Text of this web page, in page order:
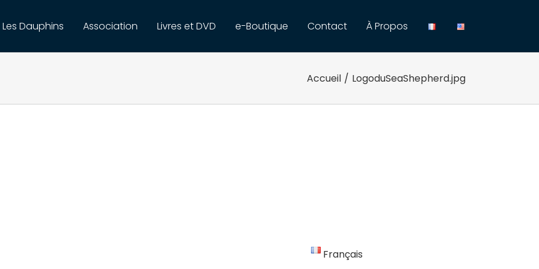
Les Dauphins Association Livres et DVD e-Boutique Contact À Propos
Accueil / LogoduSeaShepherd.jpg
Français